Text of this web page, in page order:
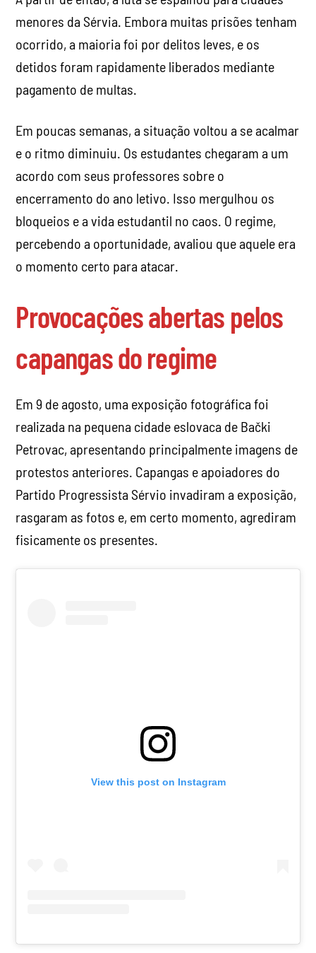
menores da Sérvia. Embora muitas prisões tenham
ocorrido, a maioria foi por delitos leves, e os
detidos foram rapidamente liberados mediante
pagamento de multas.
Em poucas semanas, a situação voltou a se acalmar
e o ritmo diminuiu. Os estudantes chegaram a um
acordo com seus professores sobre o
encerramento do ano letivo. Isso mergulhou os
bloqueios e a vida estudantil no caos. O regime,
percebendo a oportunidade, avaliou que aquele era
o momento certo para atacar.
Provocações abertas pelos
capangas do regime
Em 9 de agosto, uma exposição fotográfica foi
realizada na pequena cidade eslovaca de Bački
Petrovac, apresentando principalmente imagens de
protestos anteriores. Capangas e apoiadores do
Partido Progressista Sérvio invadiram a exposição,
rasgaram as fotos e, em certo momento, agrediram
fisicamente os presentes.
View this post on Instagram